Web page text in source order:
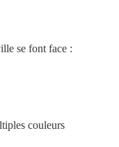
se font face :
couleurs